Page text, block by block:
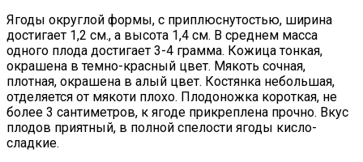
Ягоды округлой формы, с приплюснутостью, ширина
достигает 1,2 см., а высота 1,4 см. В среднем масса
одного плода достигает 3-4 грамма. Кожица тонкая,
окрашена в темно-красный цвет. Мякоть сочная,
плотная, окрашена в алый цвет. Костянка небольшая,
отделяется от мякоти плохо. Плодоножка короткая, не
более 3 сантиметров, к ягоде прикреплена прочно. Вкус
плодов приятный, в полной спелости ягоды кисло-
сладкие.